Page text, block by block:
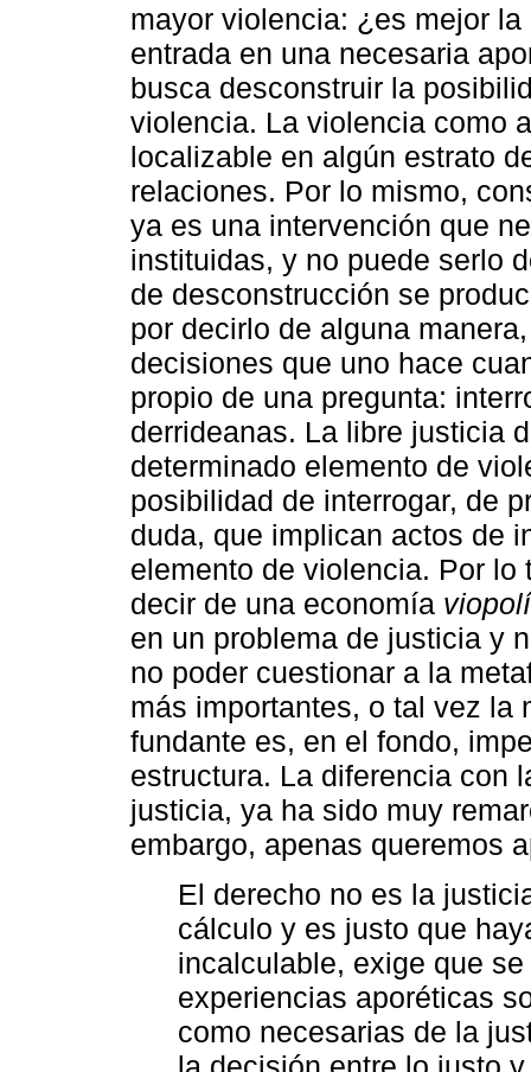
mayor violencia: ¿es mejor
entrada en una necesaria
busca desconstruir la
violencia. La violencia como
localizable en algún estrato
relaciones. Por lo mismo,
ya es una intervención que
instituidas, y no puede serlo
de desconstrucción se
por decirlo de alguna
decisiones que uno hace
propio de una pregunta:
derrideanas. La libre justicia
determinado elemento de
posibilidad de interrogar, de
duda, que implican actos de
elemento de violencia. Por
decir de una economía
en un problema de justicia y
no poder cuestionar a la
más importantes, o tal vez la
fundante es, en el fondo,
estructura. La diferencia con
justicia, ya ha sido muy
embargo, apenas queremos
El derecho no es la
cálculo y es justo que
incalculable, exige que
experiencias aporéticas
como necesarias de la